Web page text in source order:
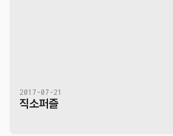
2017-07-21
직소퍼즐